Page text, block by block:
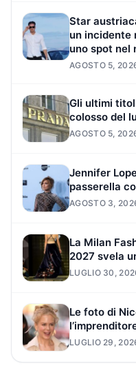
Star
un incidente
uno spot nel
AGOSTO 5,
Gli ultimi
colosso del
AGOSTO 5,
Jennifer
passerella
AGOSTO 3,
La Milan
2027 svela
LUGLIO 30,
Le foto di
LUGLIO 29,